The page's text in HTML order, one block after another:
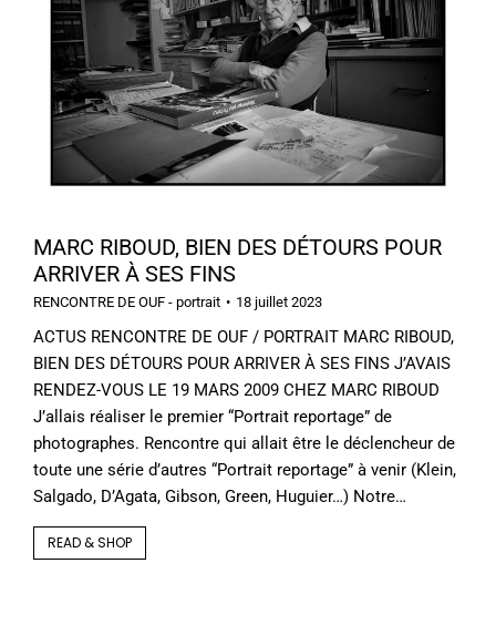
MARC RIBOUD, BIEN DES DÉTOURS POUR
ARRIVER À SES FINS
RENCONTRE DE OUF - portrait 18 juillet 2023
ACTUS RENCONTRE DE OUF / PORTRAIT MARC RIBOUD,
BIEN DES DÉTOURS POUR ARRIVER À SES FINS J’AVAIS
RENDEZ-VOUS LE 19 MARS 2009 CHEZ MARC RIBOUD
J’allais réaliser le premier “Portrait reportage” de
photographes. Rencontre qui allait être le déclencheur de
toute une série d’autres “Portrait reportage” à venir (Klein,
Salgado, D’Agata, Gibson, Green, Huguier…) Notre…
READ & SHOP